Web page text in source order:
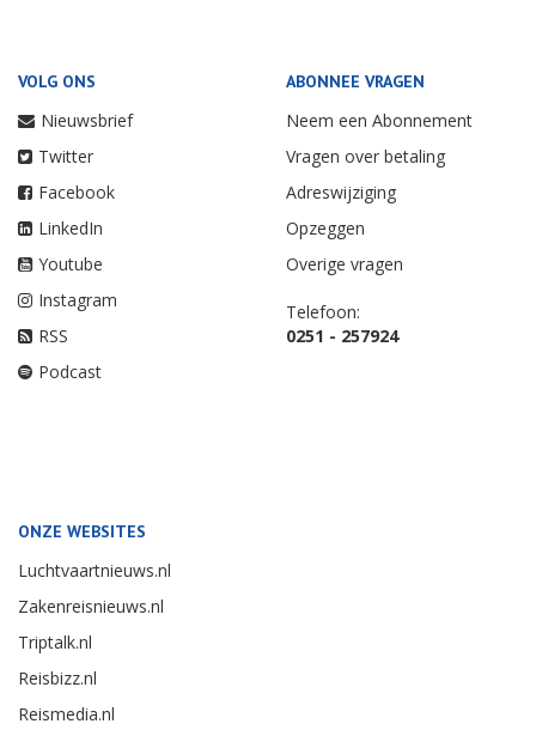
VOLG ONS
Nieuwsbrief
Twitter
Facebook
LinkedIn
Youtube
Instagram
RSS
Podcast
ABONNEE VRAGEN
Neem een Abonnement
Vragen over betaling
Adreswijziging
Opzeggen
Overige vragen
Telefoon:
0251 - 257924
ONZE WEBSITES
Luchtvaartnieuws.nl
Zakenreisnieuws.nl
Triptalk.nl
Reisbizz.nl
Reismedia.nl